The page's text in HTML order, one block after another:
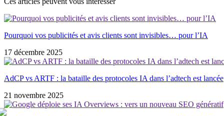
Pourquoi vos publicités et avis clients sont invisibles… pour l’IA
17 décembre 2025
AdCP vs ARTF : la bataille des protocoles IA dans l’adtech est lancée
21 novembre 2025